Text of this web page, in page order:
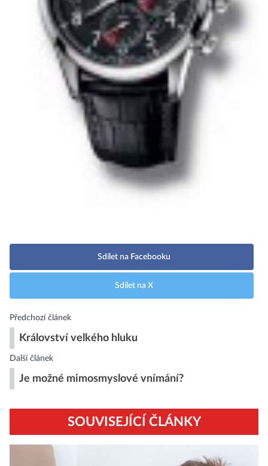
Sdílet na Facebooku
Sdílet na X
Předchozí článek
Království velkého hluku
Další článek
Je možné mimosmyslové vnímání?
SOUVISEJÍCÍ ČLÁNKY